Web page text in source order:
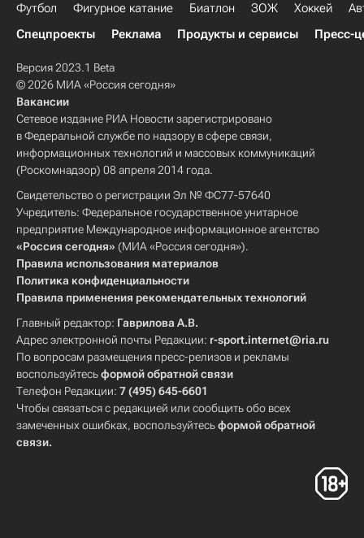
Футбол Фигурное катание Биатлон ЗОЖ Хоккей
Спецпроекты
Реклама Продукты и сервисы Пресс-
Версия 2023.1 Beta
© 2026 МИА «Россия сегодня»
Вакансии
Сетевое издание РИА Новости зарегистрировано
в Федеральной службе по надзору в сфере связи,
информационных технологий и массовых коммуникаций
(Роскомнадзор) 08 апреля 2014 года.
Свидетельство о регистрации Эл № ФС77-57640
Учредитель: Федеральное государственное унитарное
предприятие Международное информационное агентство
«Россия сегодня» (МИА «Россия сегодня»).
Правила использования материалов
Политика конфиденциальности
Правила применения рекомендательных технологий
Главный редактор: Гаврилова А.В.
Адрес электронной почты Редакции: r-sport.internet@ria.ru
По вопросам размещения пресс-релизов и рекламы
воспользуйтесьформой обратной связи
Телефон Редакции: 7 (495) 645-6601
Чтобы связаться с редакцией или сообщить обо всех
замеченных ошибках, воспользуйтесьформой обратной
связи.